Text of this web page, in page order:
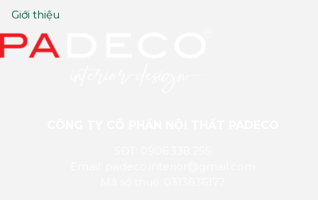
Giới thiệu